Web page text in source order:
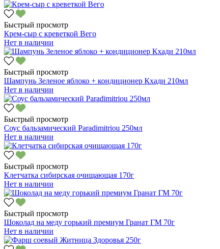
Быстрый просмотр
Крем-сыр с креветкой Вего
Нет в наличии
Быстрый просмотр
Шампунь Зеленое яблоко + кондиционер Кхади 210мл
Нет в наличии
Быстрый просмотр
Соус бальзамический Paradimitriou 250мл
Нет в наличии
Быстрый просмотр
Клетчатка сибирская очищающая 170г
Нет в наличии
Быстрый просмотр
Шоколад на меду горький премиум Гранат ГМ 70г
Нет в наличии